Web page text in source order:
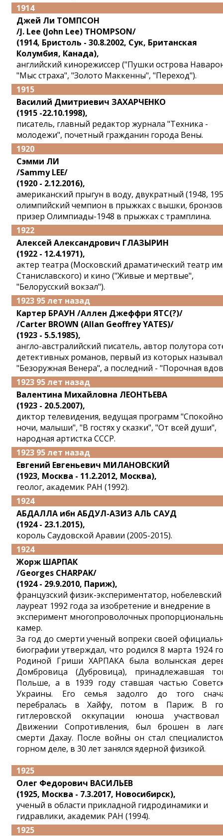
1914
Джей Ли ТОМПСОН
/J. Lee (John Lee) THOMPSON/
(1914, Бристоль - 30.8.2002, Сук, Британская
Колумбия, Канада),
английский кинорежиссер ("Пушки острова
"Мыс страха", "Золото Маккенны", "Переход").
1915
Василий Дмитриевич ЗАХАРЧЕНКО
(1915 -22.10.1998),
писатель, главный редактор журнала "Техника -
молодежи", почетный гражданин города Вены.
1920
Сэмми ЛИ
/Sammy LEE/
(1920 - 2.12.2016),
американский прыгун в воду, двукратный (1948,
олимпийский чемпион в прыжках с вышки,
призер Олимпиады-1948 в прыжках с трамплина.
1922
Алексей Александрович ГЛАЗЫРИН
(1922 - 12.4.1971),
актер театра (Московский драматический театр
Станиславского) и кино ("Живые и мертвые",
"Белорусский вокзал").
1923 95 лет назад
Картер БРАУН /Аллен Джеффри ЯТС(?)/
/Carter BROWN (Allan Geoffrey YATES)/
(1923 - 5.5.1985),
англо-австралийский писатель, автор полутора
детективных романов, первый из которых
"Безоружная Венера", а последний - "Порочная
1923 95 лет назад
Валентина Михайловна ЛЕОНТЬЕВА
(1923 - 20.5.2007),
диктор телевидения, ведущая программ
ночи, малыши", "В гостях у сказки", "От всей души",
народная артистка СССР.
1923 95 лет назад
Евгений Евгеньевич МИЛАНОВСКИЙ
(1923, Москва - 11.2.2012, Москва),
геолог, академик РАН (1992).
1924
АБДАЛЛА ибн АБДУЛ-АЗИЗ АЛЬ САУД
(1924 - 23.1.2015),
король Саудовской Аравии (2005-2015).
1924
Жорж ШАРПАК
/Georges CHARPAK/
(1924 - 29.9.2010, Париж),
французский физик-экспериментатор, нобелевский
лауреат 1992 года за изобретение и внедрение в
эксперимент многопроволочных
камер.
За год до смерти ученый вопреки своей
биографии утверждал, что родился 8 марта 1924
Родиной Гриши ХАРПАКА была волынская
Домбровица (Дубровица), принадлежавшая
Польше, а в 1939 году ставшая частью
Украины. Его семья задолго до того
перебралась в Хайфу, потом в Париж. В
гитлеровской оккупации юноша
Движении Сопротивления, был брошен в
смерти Дахау. После войны он стал
горном деле, в 30 лет занялся ядерной физикой.
1925
Олег Федорович ВАСИЛЬЕВ
(1925, Москва - 7.3.2017, Новосибирск),
ученый в области прикладной гидродинамики и
гидравлики, академик РАН (1994).
1925